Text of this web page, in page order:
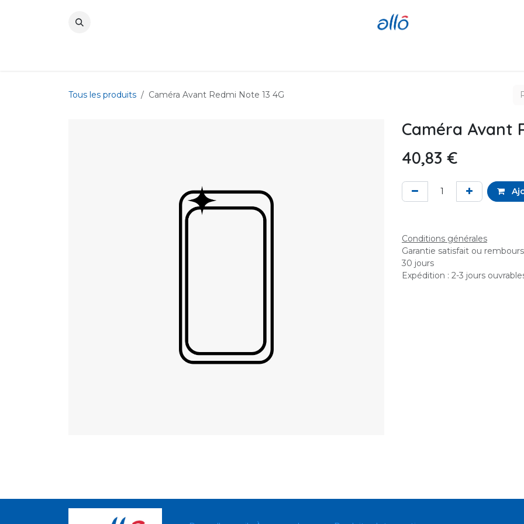
Tous les produits Caméra Avant Redmi Note 13 4G
Caméra Avant
40,83 €
Conditions générales
Garantie satisfait ou
30 jours
Expédition : 2-3 jours